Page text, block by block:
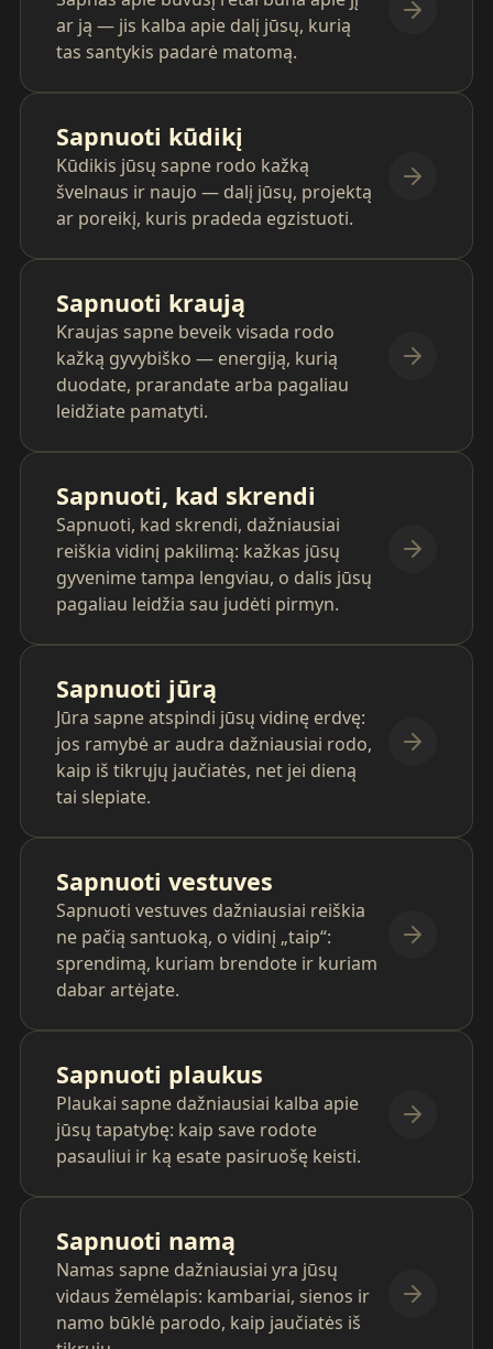
ar ją — jis kalba apie dalį jūsų, kurią
tas santykis padarė matomą.
Sapnuoti kūdikį
Kūdikis jūsų sapne rodo kažką
švelnaus ir naujo — dalį jūsų, projektą
ar poreikį, kuris pradeda egzistuoti.
Sapnuoti kraują
Kraujas sapne beveik visada rodo
kažką gyvybiško — energiją, kurią
duodate, prarandate arba pagaliau
leidžiate pamatyti.
Sapnuoti, kad skrendi
Sapnuoti, kad skrendi, dažniausiai
reiškia vidinį pakilimą: kažkas jūsų
gyvenime tampa lengviau, o dalis jūsų
pagaliau leidžia sau judėti pirmyn.
Sapnuoti jūrą
Jūra sapne atspindi jūsų vidinę erdvę:
jos ramybė ar audra dažniausiai rodo,
kaip iš tikrųjų jaučiatės, net jei dieną
tai slepiate.
Sapnuoti vestuves
Sapnuoti vestuves dažniausiai reiškia
ne pačią santuoką, o vidinį „taip“:
sprendimą, kuriam brendote ir kuriam
dabar artėjate.
Sapnuoti plaukus
Plaukai sapne dažniausiai kalba apie
jūsų tapatybę: kaip save rodote
pasauliui ir ką esate pasiruošę keisti.
Sapnuoti namą
Namas sapne dažniausiai yra jūsų
vidaus žemėlapis: kambariai, sienos ir
namo būklė parodo, kaip jaučiatės iš